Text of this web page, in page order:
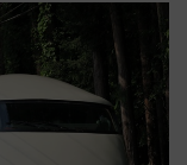
旅行まで狙える激ア
め（8/10まで）